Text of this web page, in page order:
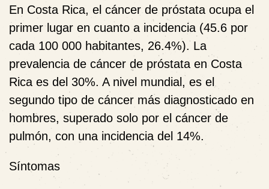
En Costa Rica, el cáncer de próstata ocupa el
primer lugar en cuanto a incidencia (45.6 por
cada 100 000 habitantes, 26.4%). La
prevalencia de cáncer de próstata en Costa
Rica es del 30%. A nivel mundial, es el
segundo tipo de cáncer más diagnosticado en
hombres, superado solo por el cáncer de
pulmón, con una incidencia del 14%.
Síntomas